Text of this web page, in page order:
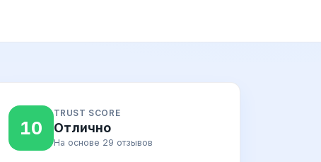
10
TRUST SCORE
Отлично
На основе 29 отзывов